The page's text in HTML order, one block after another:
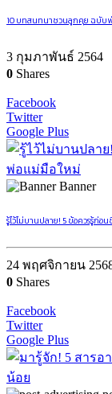
10 บทสนทนาชวนลูกคุย ฉบับ
3 กุมภาพันธ์ 2564
0 Shares
Facebook
Twitter
Google Plus
Banner
รู้ไว้ไม่บานปลาย! 5 ข้อควรรู้ก่
24 พฤศจิกายน
0 Shares
Facebook
Twitter
Google Plus